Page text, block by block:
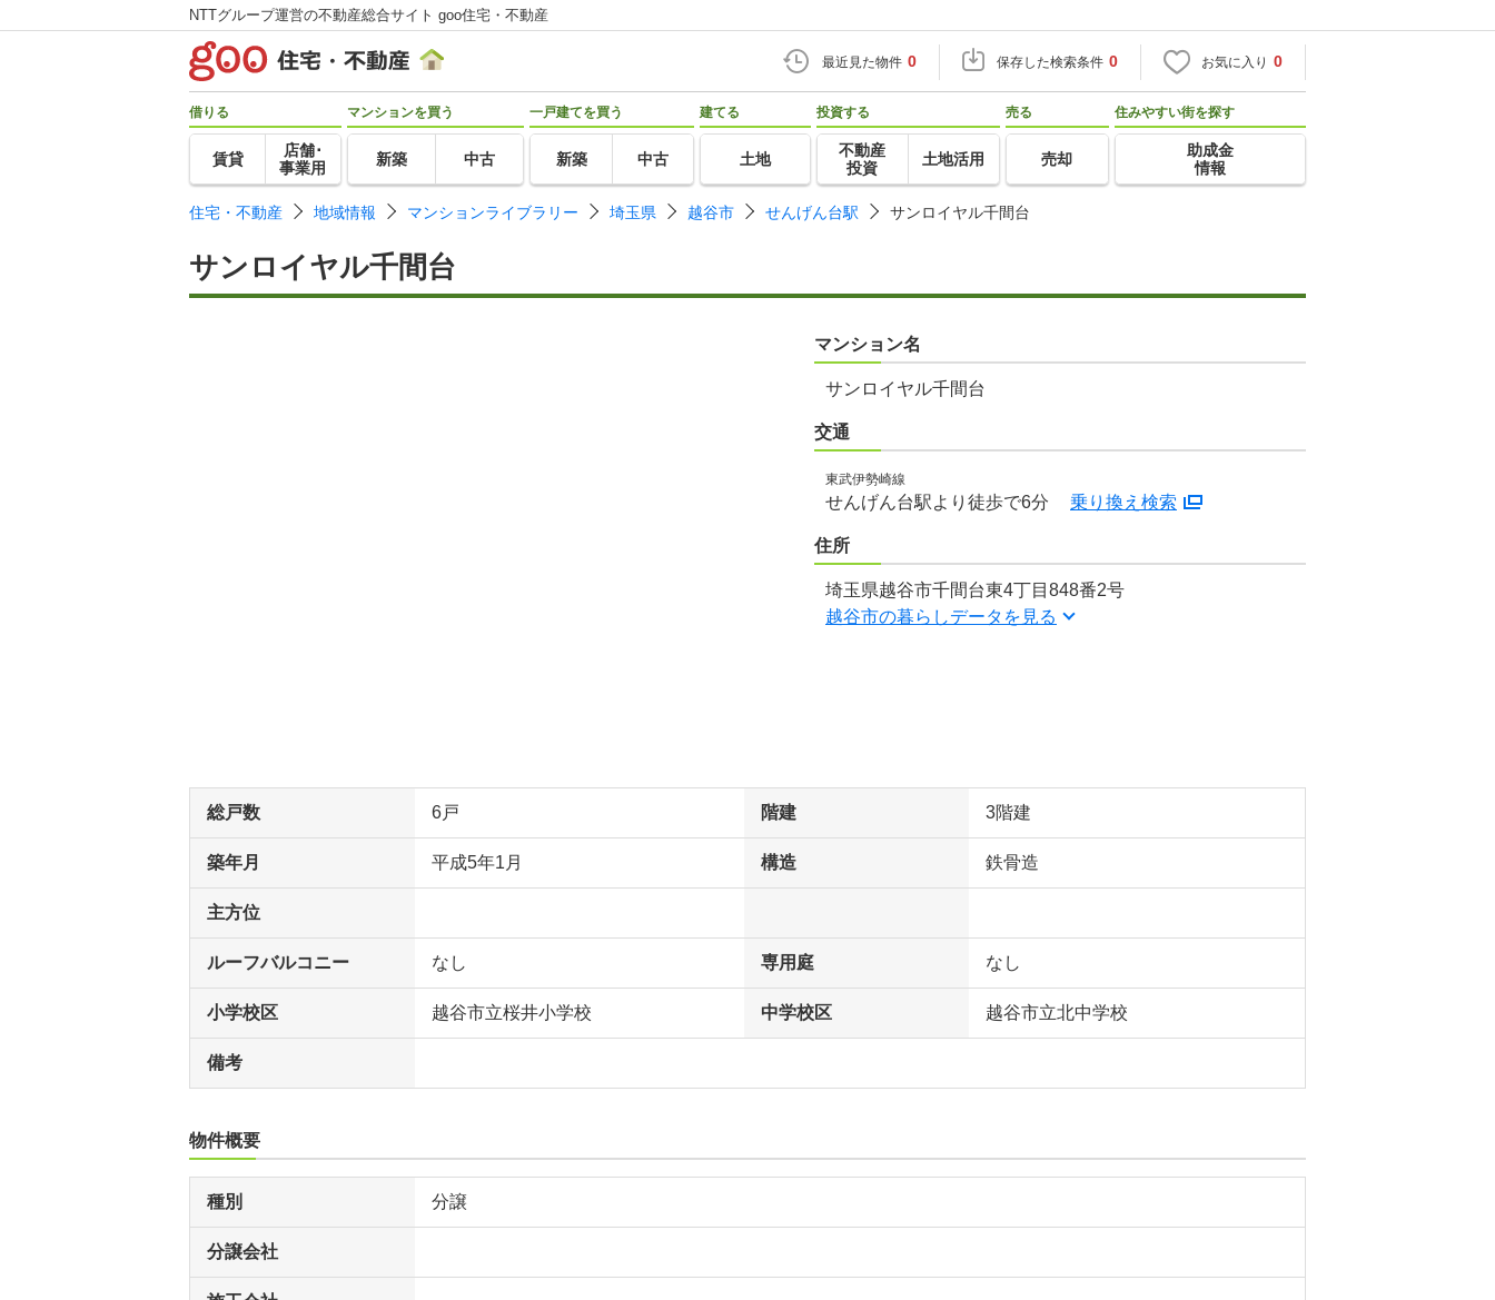
NTTグループ運営の不動産総合サイト goo住宅・不動産
最近見た物件 0 保存した検索条件 0 お気に入り 0
借りる
賃貸
店舗･
事業用
マンションを買う
新築 中古
一戸建てを買う
新築 中古
建てる
土地
投資する
不動産
投資
土地活用
売る
売却
住みやすい街を探す
助成金
情報
住宅・不動産 地域情報 マンションライブラリー 埼玉県 越谷市 せんげん台駅 サンロイヤル千間台
サンロイヤル千間台
マンション名
サンロイヤル千間台
交通
東武伊勢崎線
せんげん台駅より徒歩で6分 乗り換え検索
住所
埼玉県越谷市千間台東4丁目848番2号
越谷市の暮らしデータを見る
総戸数 6戸 階建 3階建
築年月 平成5年1月 構造 鉄骨造
主方位
ルーフバルコニー なし 専用庭 なし
小学校区 越谷市立桜井小学校 中学校区 越谷市立北中学校
備考
物件概要
種別 分譲
分譲会社